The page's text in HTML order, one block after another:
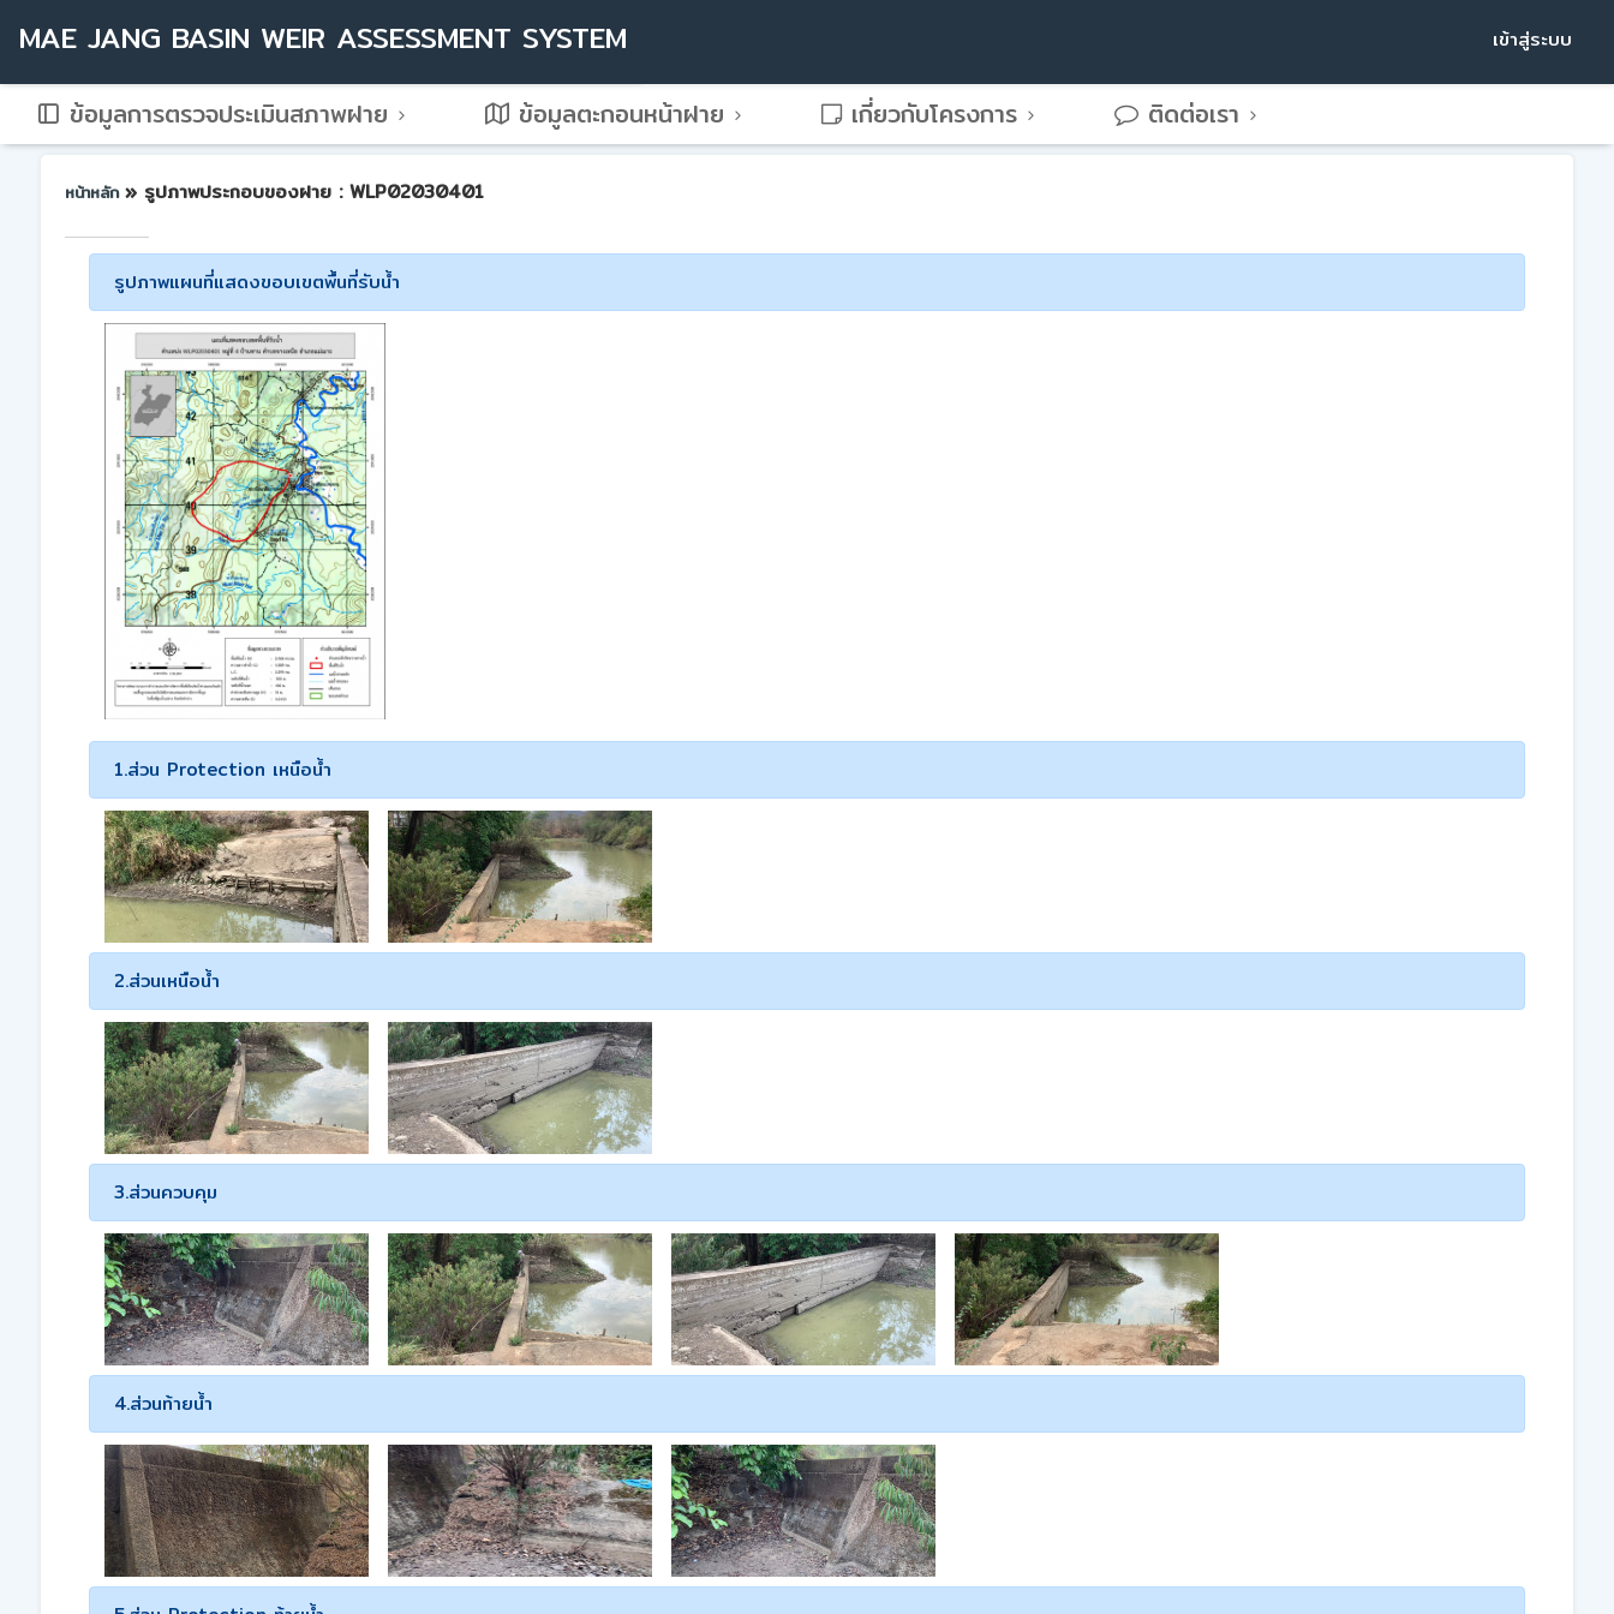
MAE JANG BASIN WEIR ASSESSMENT SYSTEM เข้าสู่ระบบ
ข้อมูลการตรวจประเมินสภาพฝาย ข้อมูลตะกอนหน้าฝาย เกี่ยวกับโครงการ ติดต่อเรา
หน้าหลัก » รูปภาพประกอบของฝาย : WLP02030401
รูปภาพแผนที่แสดงขอบเขตพื้นที่รับน้ำ
1.ส่วน Protection เหนือน้ำ
2.ส่วนเหนือน้ำ
3.ส่วนควบคุม
4.ส่วนท้ายน้ำ